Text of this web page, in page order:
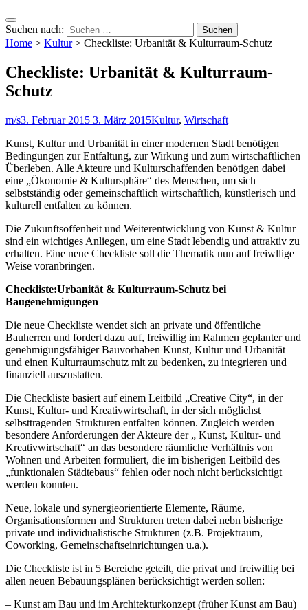
Suchen nach:
Home > Kultur> Checkliste: Urbanität & Kulturraum-Schutz
Checkliste: Urbanität & Kulturraum-
Schutz
m/s3. Februar 2015 3. März 2015Kultur, Wirtschaft
Kunst, Kultur und Urbanität in einer modernen Stadt benötigen
Bedingungen zur Entfaltung, zur Wirkung und zum wirtschaftlichen
Überleben. Alle Akteure und Kulturschaffenden benötigen dabei
eine „Ökonomie & Kultursphäre“ des Menschen, um sich
selbstständig oder gemeinschaftlich wirtschaftlich, künstlerisch und
kulturell entfalten zu können.
Die Zukunftsoffenheit und Weiterentwicklung von Kunst & Kultur
sind ein wichtiges Anliegen, um eine Stadt lebendig und attraktiv zu
erhalten. Eine neue Checkliste soll die Thematik nun auf freiwllige
Weise voranbringen.
Checkliste:Urbanität & Kulturraum-Schutz bei
Baugenehmigungen
Die neue Checkliste wendet sich an private und öffentliche
Bauherren und fordert dazu auf, freiwillig im Rahmen geplanter und
genehmigungsfähiger Bauvorhaben Kunst, Kultur und Urbanität
und einen Kulturraumschutz mit zu bedenken, zu integrieren und
finanziell auszustatten.
Die Checkliste basiert auf einem Leitbild „Creative City“, in der
Kunst, Kultur- und Kreativwirtschaft, in der sich möglichst
selbsttragenden Strukturen entfalten können. Zugleich werden
besondere Anforderungen der Akteure der „ Kunst, Kultur- und
Kreativwirtschaft“ an das besondere räumliche Verhältnis von
Wohnen und Arbeiten formuliert, die im bisherigen Leitbild des
„funktionalen Städtebaus“ fehlen oder noch nicht berücksichtigt
werden konnten.
Neue, lokale und synergieorientierte Elemente, Räume,
Organisationsformen und Strukturen treten dabei nebn bisherige
private und individualistische Strukturen (z.B. Projektraum,
Coworking, Gemeinschaftseinrichtungen u.a.).
Die Checkliste ist in 5 Bereiche geteilt, die privat und freiwillig bei
allen neuen Bebauungsplänen berücksichtigt werden sollen:
– Kunst am Bau und im Architekturkonzept (früher Kunst am Bau)